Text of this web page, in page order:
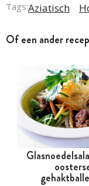
Tags:Aziatisch
Of een ander